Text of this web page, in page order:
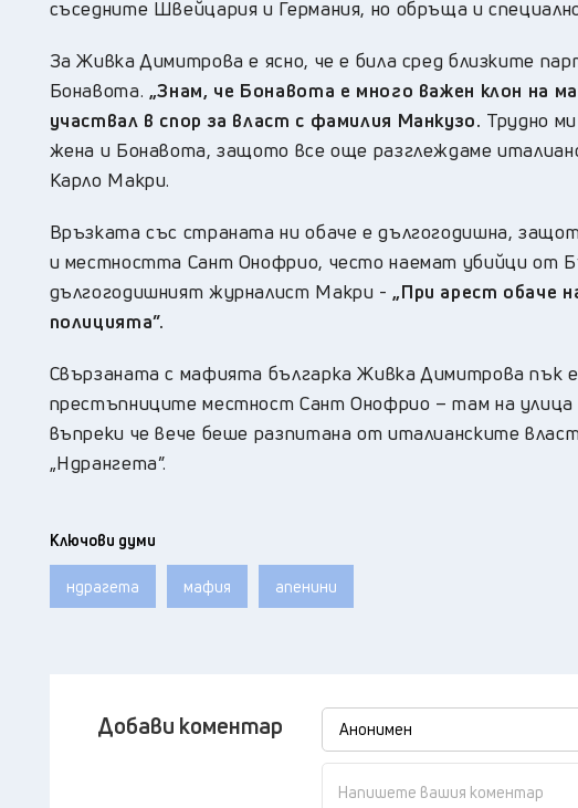
съседните Швейцария и Германия, но обръща и
За Живка Димитрова е ясно, че е била сред близките
Бонавота. „Знам, че Бонавота e много важен клон на
участвал в спор за власт с фамилия Манкузо. Трудно
жена и Бонавота, защото все още разглеждаме
Карло Макри.
Връзката със страната ни обаче е дългогодишна,
и местността Сант Онофрио, често наемат убийци от
дългогодишният журналист Макри -„При арест обаче
полицията”.
Свързаната с мафията българка Живка Димитрова пък
престъпниците местност Сант Онофрио – там на улица
въпреки че вече беше разпитана от италианските
„Ндрангета”.
Ключови думи
ндрагета мафия апенини
Добави коментар